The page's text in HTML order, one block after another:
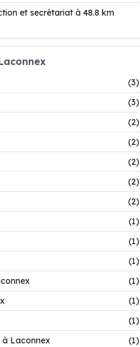
et secrétariat à 48.8 km
(3)
(3)
(2)
(2)
(2)
(2)
(2)
(1)
(1)
(1)
(1)
(1)
(1)
à Laconnex
(1)